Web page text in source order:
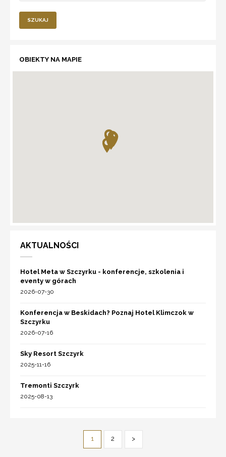
SZUKAJ
OBIEKTY NA MAPIE
AKTUALNOŚCI
Hotel Meta w Szczyrku - konferencje, szkolenia i
eventy w górach
2026-07-30
Konferencja w Beskidach? Poznaj Hotel Klimczok w
Szczyrku
2026-07-16
Sky Resort Szczyrk
2025-11-16
Tremonti Szczyrk
2025-08-13
1 2 >